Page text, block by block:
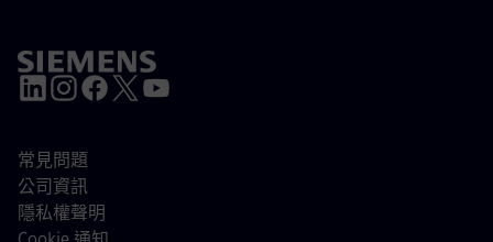
常見問題
公司資訊
隱私權聲明